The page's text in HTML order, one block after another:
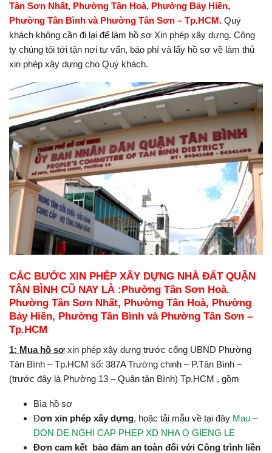
Tân Sơn Nhất, Phường Tân Hoà, Phường Bảy Hiền,
Phường Tân Bình và Phường Tân Sơn – Tp.HCM. Quý
khách không cần đi lại để làm hồ sơ Xin phép xây dựng. Công
ty chúng tôi tới tận nơi tư vấn, báo phí và lấy hồ sơ về làm thủ
xin phép xây dựng cho Quý khách.
CÁC BƯỚC XIN PHÉP XÂY DỰNG NHÀ ĐẤT QUẬN
TÂN BÌNH CŨ NAY LÀ :Phường Tân Sơn Hoà.
Phường Tân Sơn Nhất, Phường Tân Hoà, Phường
Bảy Hiền, Phường Tân Bình và Phường Tân Sơn –
Tp.HCM
1: Mua hồ sơ xin phép xây dưng trước cổng UBND Phường
Tân Bình – Tp.HCM số: 387A Trường chinh – P.Tân Bình –
(trước đây là Phường 13 – Quận tân Bình) Tp.HCM , gồm
Bìa hồ sơ
Đơn xin phép xây dựng, hoặc tải mẫu về tại đây Mau –
DON DE NGHI CAP PHEP XD NHA O GIENG LE
Đơn cam kết bảo đảm an toàn đối với Công trình liền